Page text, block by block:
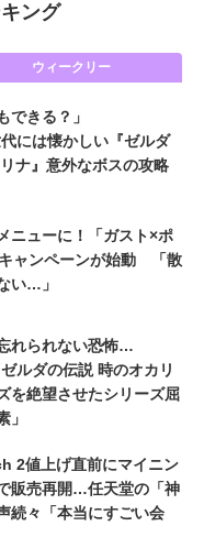
ング
ウィークリー
できる？」
には懐かしい『ゼルダ
ナ』意外なボスの攻略
ニューに！「ガスト×ポ
ャンペーンが始動 「散
い…」
れられない恐怖…
ルダの伝説 時のオカリ
を絶望させたシリーズ屈
」
2値上げ直前にマイニン
販売再開…任天堂の「神
続々「本当にすごい会